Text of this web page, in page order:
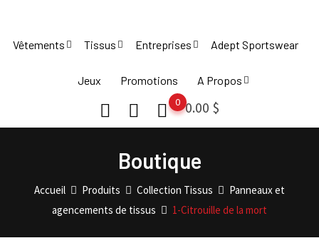
content
Vêtements Tissus Entreprises Adept Sportswear
Jeux Promotions A Propos
0.00 $
0
Boutique
Accueil Produits Collection Tissus
Panneaux et
agencements de tissus
1-Citrouille de la mort